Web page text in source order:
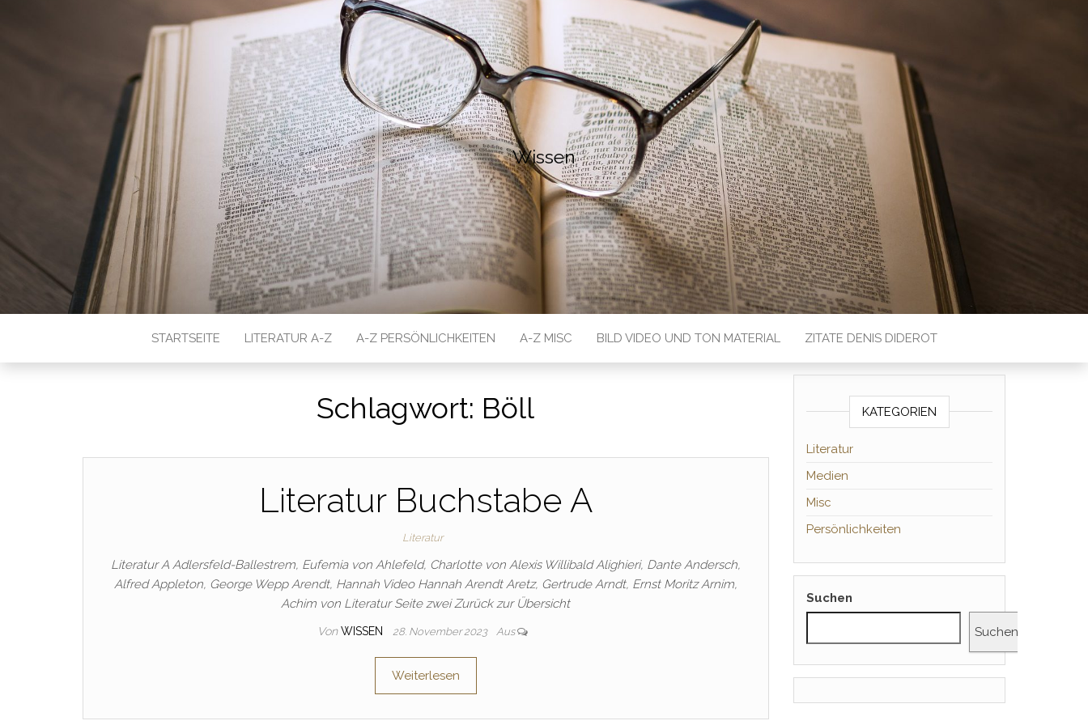
Wissen
STARTSEITE LITERATUR A-Z A-Z PERSÖNLICHKEITEN A-Z MISC BILD VIDEO UND TON MATERIAL ZITATE DENIS DIDEROT
Schlagwort: Böll
Literatur Buchstabe A
Literatur
Literatur A Adlersfeld-Ballestrem, Eufemia von Ahlefeld, Charlotte von Alexis Willibald Alighieri, Dante Andersch,
Alfred Appleton, George Wepp Arendt, Hannah Video Hannah Arendt Aretz, Gertrude Arndt, Ernst Moritz Arnim,
Achim von Literatur Seite zwei Zurück zur Übersicht
Von WISSEN 28. November 2023 Aus
Weiterlesen
KATEGORIEN
Literatur
Medien
Misc
Persönlichkeiten
Suchen
Suchen